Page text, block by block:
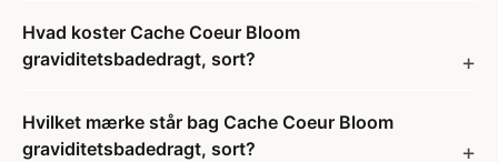
Hvad koster Cache Coeur Bloom
graviditetsbadedragt, sort?
Hvilket mærke står bag Cache Coeur Bloom
graviditetsbadedragt, sort?